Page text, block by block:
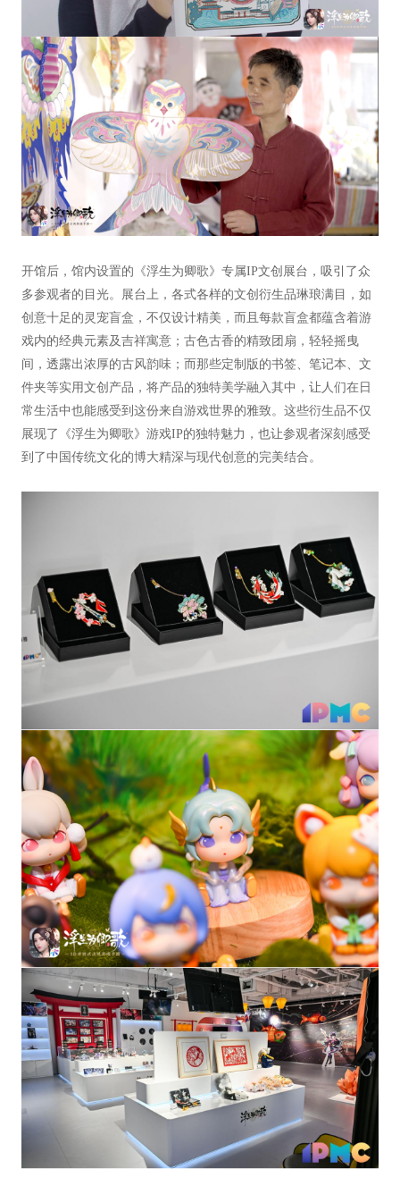
开馆后，馆内设置的《浮生为卿歌》专属IP文创展台，吸引了众
多参观者的目光。展台上，各式各样的文创衍生品琳琅满目，如
创意十足的灵宠盲盒，不仅设计精美，而且每款盲盒都蕴含着游
戏内的经典元素及吉祥寓意；古色古香的精致团扇，轻轻摇曳
间，透露出浓厚的古风韵味；而那些定制版的书签、笔记本、文
件夹等实用文创产品，将产品的独特美学融入其中，让人们在日
常生活中也能感受到这份来自游戏世界的雅致。这些衍生品不仅
展现了《浮生为卿歌》游戏IP的独特魅力，也让参观者深刻感受
到了中国传统文化的博大精深与现代创意的完美结合。